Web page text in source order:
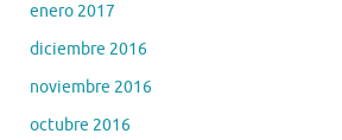
enero 2017
diciembre 2016
noviembre 2016
octubre 2016